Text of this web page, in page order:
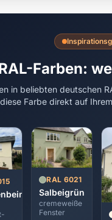
Farben:
in beliebten deutschen
Farbe direkt auf
RAL 6021
Salbeigrün
cremeweiße
Fenster